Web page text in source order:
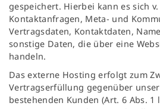
gespeichert. Hierbei kann es sich
Kontaktanfragen, Meta- und
Vertragsdaten, Kontaktdaten,
sonstige Daten, die über eine
handeln.
Das externe Hosting erfolgt zum
Vertragserfüllung gegenüber
bestehenden Kunden (Art. 6 Abs. 1